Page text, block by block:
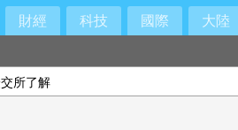
財經 科技 國際 大陸
所了解